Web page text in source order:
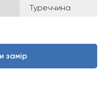
Туреччина
замір